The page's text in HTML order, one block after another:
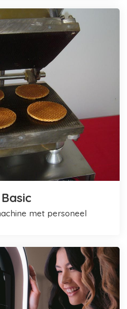
met personeel